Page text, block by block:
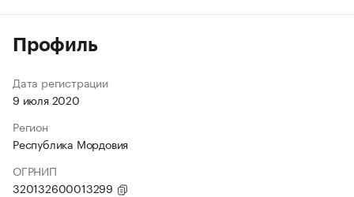
Профиль
Дата регистрации
9 июля 2020
Регион
Республика Мордовия
ОГРНИП
320132600013299